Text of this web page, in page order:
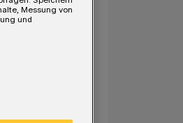
Messung von
und